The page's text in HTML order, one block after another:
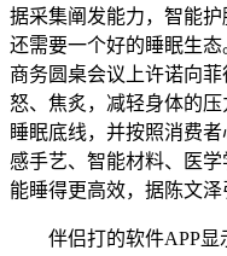
据采集阐发能力，智能护
还需要一个好的睡眠生
商务圆桌会议上许诺向
怒、焦炙，减轻身体的
睡眠底线，并按照消费
感手艺、智能材料、医
能睡得更高效，据陈文泽
伴侣打的软件APP显